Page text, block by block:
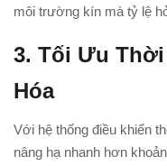
môi trường kín mà tỷ lệ
3. Tối Ưu Thời
Hóa
Với hệ thống điều khiển
nâng hạ nhanh hơn